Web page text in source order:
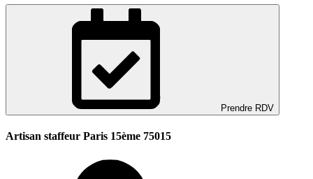
Prendre RDV
Artisan staffeur Paris 15ème 75015